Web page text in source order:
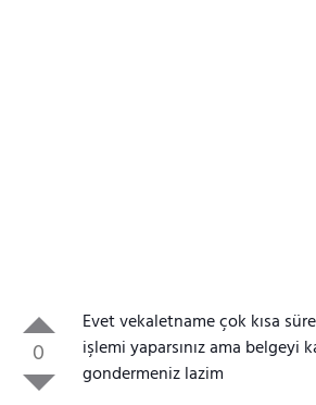
0
Evet vekaletname çok kısa
işlemi yaparsınız ama belgeyi
gondermeniz lazim